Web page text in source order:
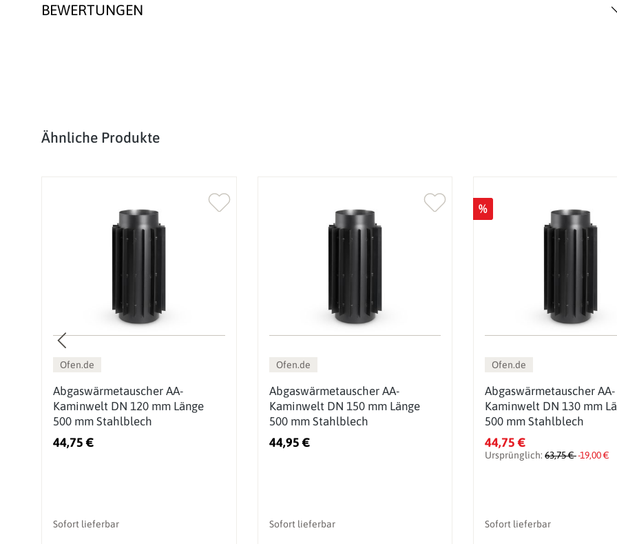
BEWERTUNGEN
Produktgalerie überspringen
Ähnliche Produkte
Ofen.de
Abgaswärmetauscher AA-
Kaminwelt DN 120 mm Länge
500 mm Stahlblech
44,75 €
Sofort lieferbar
Ofen.de
Abgaswärmetauscher AA-
Kaminwelt DN 150 mm Länge
500 mm Stahlblech
44,95 €
Sofort lieferbar
%
Ofen.de
Abgaswärmetauscher AA-
Kaminwelt DN 130 mm
500 mm Stahlblech
44,75 €
Ursprünglich: 63,75 €-19,00 €
Sofort lieferbar